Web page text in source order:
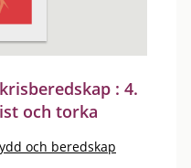
: 4.
och torka
och beredskap